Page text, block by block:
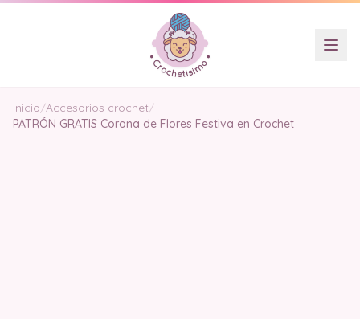
Inicio/Accesorios crochet/
PATRÓN GRATIS Corona de Flores Festiva en Crochet